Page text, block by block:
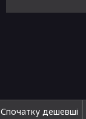
Спочатку дешевші